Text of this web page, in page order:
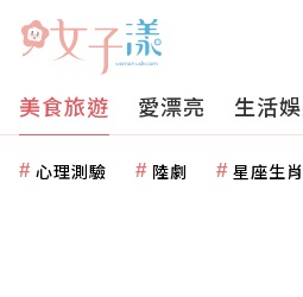
美食旅遊 愛漂亮 生活
心理測驗 陸劇 星座生肖